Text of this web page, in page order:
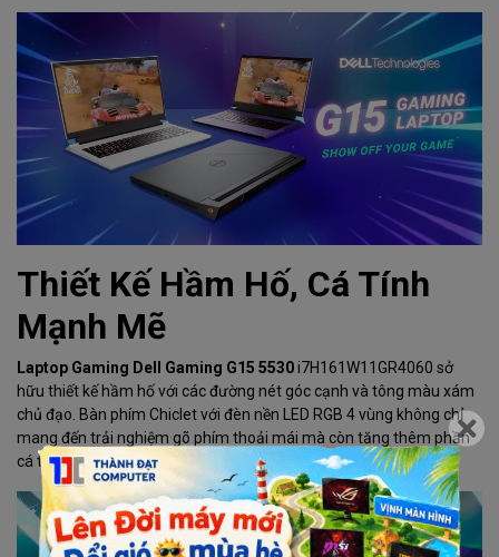
Thiết Kế Hầm Hố, Cá Tính
Mạnh Mẽ
Laptop Gaming Dell Gaming G15 5530i7H161W11GR4060 sở
hữu thiết kế hầm hố với các đường nét góc cạnh và tông màu xám
chủ đạo. Bàn phím Chiclet với đèn nền LED RGB 4 vùng không chỉ
mang đến trải nghiệm gõ phím thoải mái mà còn tăng thêm phần
cá tính cho chiếc laptop.